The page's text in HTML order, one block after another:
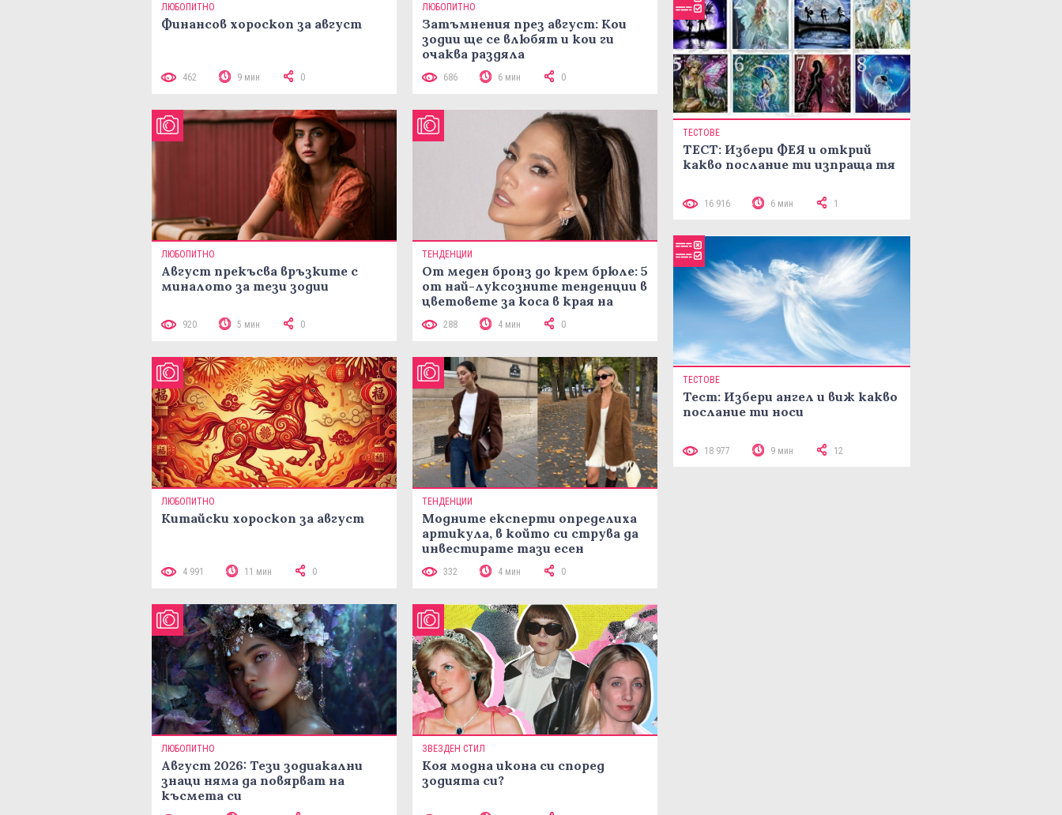
ЛЮБОПИТНО
Финансов хороскоп за август
462 9 мин 0
ЛЮБОПИТНО
Затъмнения през август: Кои
зодии ще се влюбят и кои ги
очаква раздяла
686 6 мин 0
ЛЮБОПИТНО
Август прекъсва връзките с
миналото за тези зодии
920 5 мин 0
ТЕНДЕНЦИИ
От меден бронз до крем брюле: 5
от най-луксозните тенденции в
цветовете за коса в края на
288 4 мин 0
ЛЮБОПИТНО
Китайски хороскоп за август
4 991 11 мин 0
ТЕНДЕНЦИИ
Модните експерти определиха
артикула, в който си струва да
инвестирате тази есен
332 4 мин 0
ЛЮБОПИТНО
Август 2026: Тези зодиакални
знаци няма да повярват на
късмета си
ЗВЕЗДЕН СТИЛ
Коя модна икона си според
зодията си?
ТЕСТОВЕ
ТЕСТ: Избери ФЕЯ и открий
какво послание ти изпраща тя
16 916 6 мин 1
ТЕСТОВЕ
Тест: Избери ангел и виж какво
послание ти носи
18 977 9 мин 12